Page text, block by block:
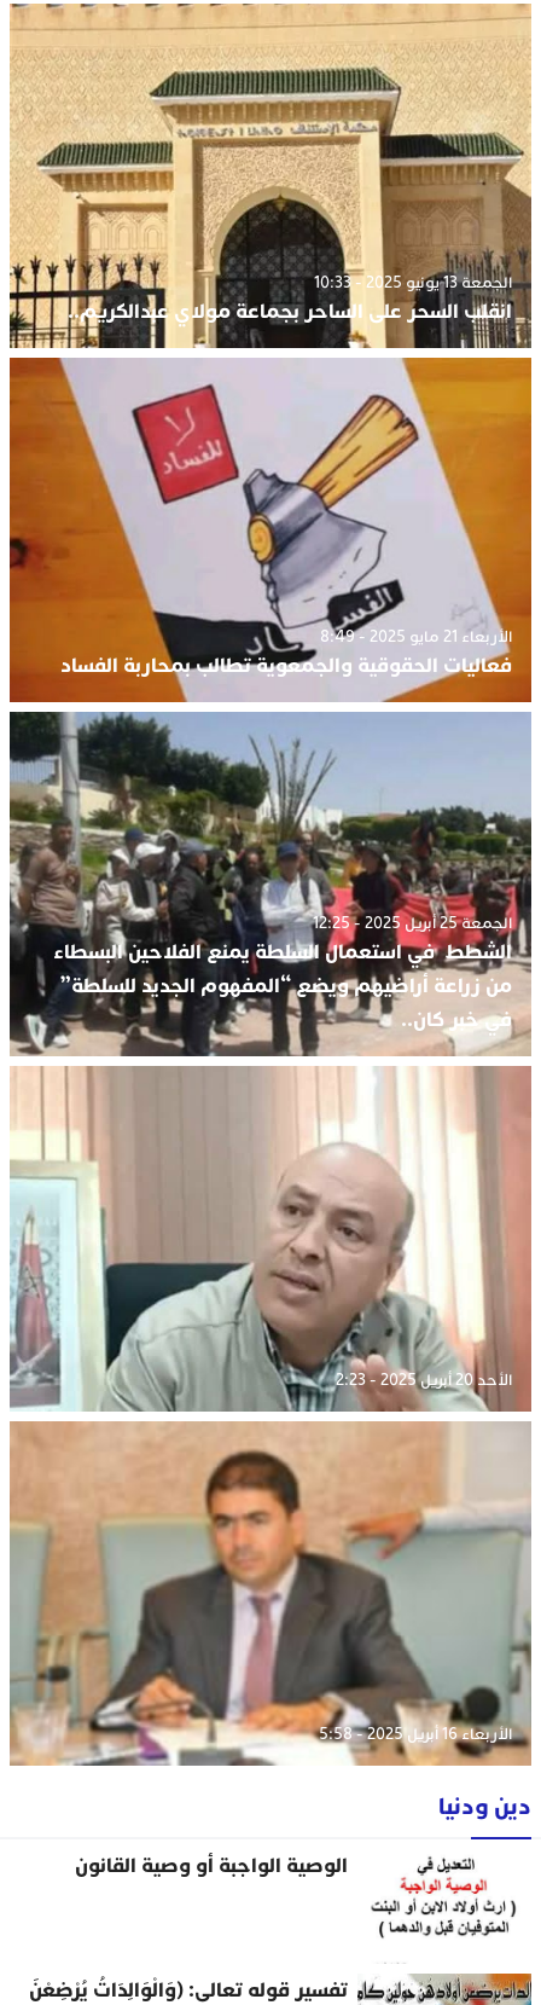
الجمعة 13 يونيو 2025 - 10:33
انقلب السحر على الساحر بجماعة مولاي عبدالكريم..
الأربعاء 21 مايو 2025 - 8:49
فعاليات الحقوقية والجمعوية تطالب بمحاربة الفساد
الجمعة 25 أبريل 2025 - 12:25
الشطط في استعمال السلطة يمنع الفلاحين البسطاء
من زراعة أراضيهم ويضع “المفهوم الجديد للسلطة”
في خبر كان..
الأحد 20 أبريل 2025 - 2:23
الأربعاء 16 أبريل 2025 - 5:58
دين ودنيا
الوصية الواجبة أو وصية القانون
تفسير قوله تعالى: (وَالْوَالِدَاتُ يُرْضِعْنَ